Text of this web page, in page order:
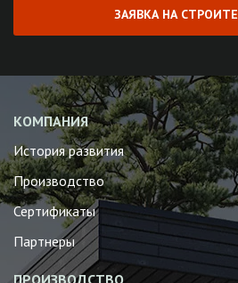
ЗАЯВКА НА
КОМПАНИЯ
История развития
Производство
Сертификаты
Партнеры